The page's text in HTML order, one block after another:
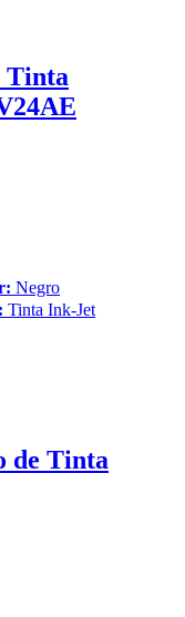
Tinta
Negro
Tinta Ink-Jet
de Tinta